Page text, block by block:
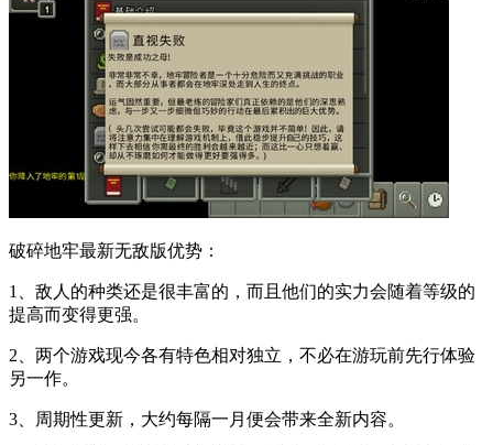
破碎地牢最新无敌版优势：
1、敌人的种类还是很丰富的，而且他们的实力会随着等级的
提高而变得更强。
2、两个游戏现今各有特色相对独立，不必在游玩前先行体验
另一作。
3、周期性更新，大约每隔一月便会带来全新内容。